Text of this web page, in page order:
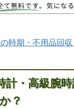
時期・不用品回
計・高級腕
？